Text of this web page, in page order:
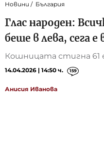
Новини България
Глас народен:
беше в лева, сега е
Кошницата стигна
14.04.2026 | 14:50 ч. 159
Анисия Иванова